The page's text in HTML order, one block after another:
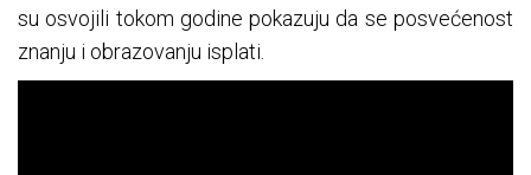
su osvojili tokom godine pokazuju da se posvećenost
znanju i obrazovanju isplati.